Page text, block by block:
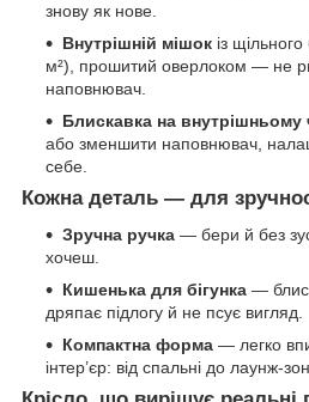
знову як нове.
Внутрішній мішок із
м²), прошитий оверлоком — не
наповнювач.
Блискавка на внутрішньому
або зменшити наповнювач,
себе.
Кожна деталь — для
Зручна ручка — бери й без
хочеш.
Кишенька для бігунка —
дряпає підлогу й не псує вигляд.
Компактна форма — легко
інтер’єр: від спальні до лаунж-